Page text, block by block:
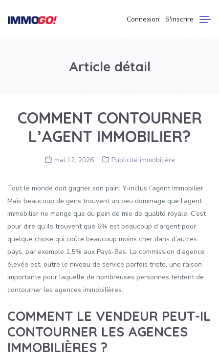
Connexion S'inscrire
Article détail
COMMENT CONTOURNER
L’AGENT IMMOBILIER?
mai 12, 2026 Publicité immobilière
Tout le monde doit gagner son pain. Y-inclus l’agent immobilier.
Mais beaucoup de gens trouvent un peu dommage que l’agent
immobilier ne mange que du pain de mie de qualité royale. C’est
pour dire qu’ils trouvent que 6% est beaucoup d’argent pour
quelque chose qui coûte beaucoup moins cher dans d’autres
pays, par exemple 1,5% aux Pays-Bas. La commission d’agence
élevée est, outre le niveau de service parfois triste, une raison
importante pour laquelle de nombreuses personnes tentent de
contourner les agences immobilières.
COMMENT LE VENDEUR PEUT-IL
CONTOURNER LES AGENCES
IMMOBILIÈRES ?